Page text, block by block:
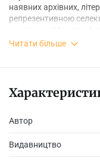
наявних архівних,
репрезентивною
згідно історичного
стилістично-
установи і відомих
львівських
докладною
анотація.
Читати більше
Автор
Видавництво